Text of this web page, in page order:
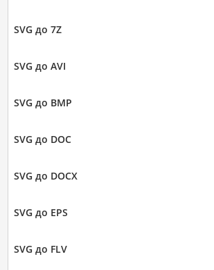
SVG до 7Z
SVG до AVI
SVG до BMP
SVG до DOC
SVG до DOCX
SVG до EPS
SVG до FLV